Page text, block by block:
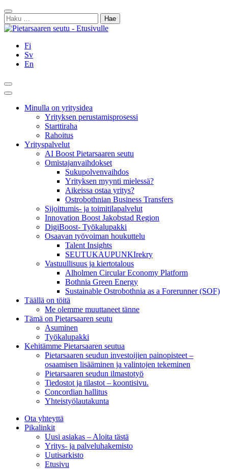
Siirry
sisältöön
Sulje
Haku:
Fi
Sv
En
Hae
Päävalikko
Minulla on yritysidea
Yrityksen perustamisprosessi
Starttiraha
Rahoitus
Yrityspalvelut
AI Boost Pietarsaaren seutu
Omistajanvaihdokset
Sukupolvenvaihdos
Yrityksen myynti mielessä?
Aikeissa ostaa yritys?
Ostrobothnian Business Transfers
Sijoittumis- ja toimitilapalvelut
Innovation Boost Jakobstad Region
DigiBoost- Työkalupakki
Osaavan työvoiman houkuttelu
Talent Insights
SEUTUKAUPUNKIrekry
Vastuullisuus ja kiertotalous
Alholmen Circular Economy Platform
Bothnia Green Energy
Sustainable Ostrobothnia as a Forerunner (SOF)
Täällä on töitä
Me olemme muuttaneet tänne
Tämä on Pietarsaaren seutu
Asuminen
Työkalupakki
Kehitämme Pietarsaaren seutua
Pietarsaaren seudun investoijien painopisteet –
osaamisen lisääminen ja valintojen tekeminen
Pietarsaaren seudun ilmastotyö
Tiedostot ja tilastot – koontisivu.
Concordian hallitus
Yhteistyölautakunta
Ota yhteyttä
Pikalinkit
Uusi asiakas – Aloita tästä
Yritys- ja palveluhakemisto
Uutisarkisto
Etusivu